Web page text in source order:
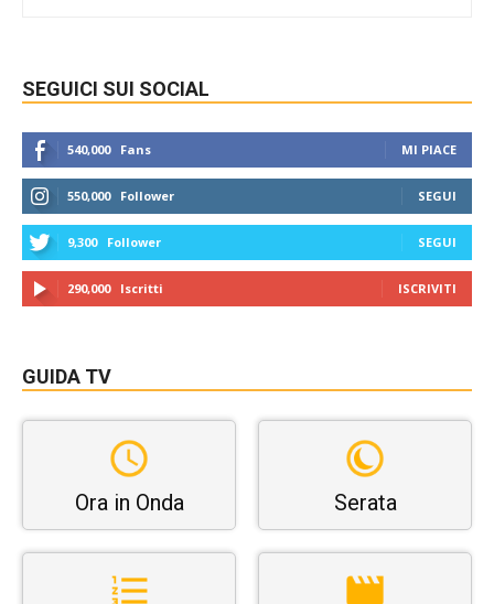
SEGUICI SUI SOCIAL
540,000 Fans MI PIACE
550,000 Follower SEGUI
9,300 Follower SEGUI
290,000 Iscritti ISCRIVITI
GUIDA TV
Ora in Onda Serata